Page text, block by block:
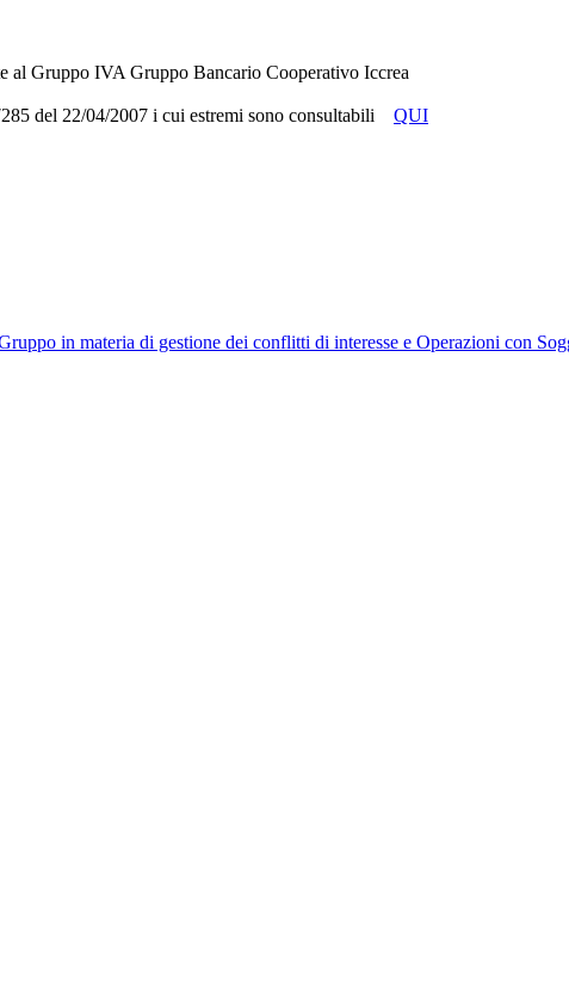
al Gruppo IVA Gruppo Bancario Cooperativo Iccrea
del 22/04/2007 i cui estremi sono consultabili QUI
in materia di gestione dei conflitti di interesse e Operazioni con